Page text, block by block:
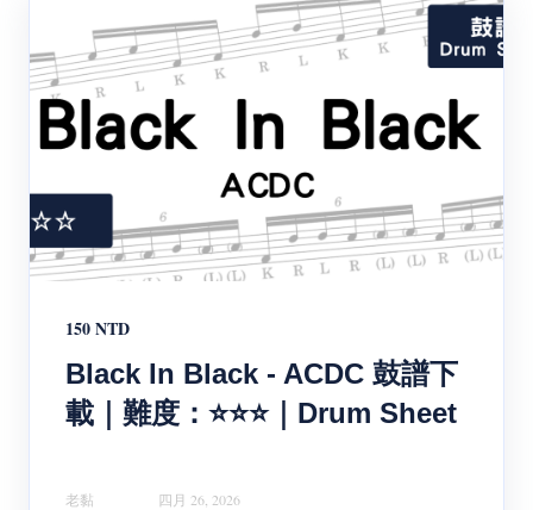
150 NTD
Black In Black - ACDC 鼓譜下
載｜難度：⭐⭐⭐｜Drum Sheet
老黏 四月 26, 2026